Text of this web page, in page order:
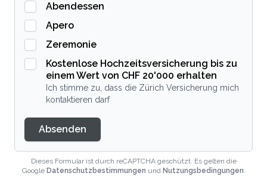
Abendessen
Apero
Zeremonie
Kostenlose Hochzeitsversicherung bis zu
einem Wert von CHF 20'000 erhalten
Ich stimme zu, dass die Zürich Versicherung mich
kontaktieren darf
Absenden
Dieses Formular ist durch reCAPTCHA geschützt. Es gelten die
Google Datenschutzbestimmungen und Nutzungsbedingungen.